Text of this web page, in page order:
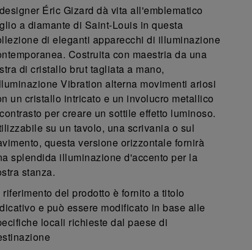
Éric Gizard dà vita all'emblematico
a diamante di Saint-Louis in questa
di eleganti apparecchi di illuminazione
Costruita con maestria da una
di cristallo brut tagliata a mano,
Vibration alterna movimenti ariosi
un cristallo intricato e un involucro metallico
per creare un sottile effetto luminoso.
su un tavolo, una scrivania o sul
questa versione orizzontale fornirà
splendida illuminazione d'accento per la
stanza.
riferimento del prodotto è fornito a titolo
e può essere modificato in base alle
locali richieste dal paese di